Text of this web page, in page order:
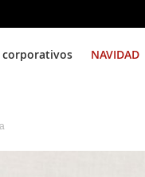
corporativos
NAVIDAD